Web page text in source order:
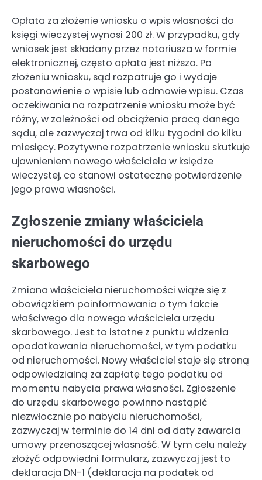
Opłata za złożenie wniosku o wpis własności do
księgi wieczystej wynosi 200 zł. W przypadku, gdy
wniosek jest składany przez notariusza w formie
elektronicznej, często opłata jest niższa. Po
złożeniu wniosku, sąd rozpatruje go i wydaje
postanowienie o wpisie lub odmowie wpisu. Czas
oczekiwania na rozpatrzenie wniosku może być
różny, w zależności od obciążenia pracą danego
sądu, ale zazwyczaj trwa od kilku tygodni do kilku
miesięcy. Pozytywne rozpatrzenie wniosku skutkuje
ujawnieniem nowego właściciela w księdze
wieczystej, co stanowi ostateczne potwierdzenie
jego prawa własności.
Zgłoszenie zmiany właściciela
nieruchomości do urzędu
skarbowego
Zmiana właściciela nieruchomości wiąże się z
obowiązkiem poinformowania o tym fakcie
właściwego dla nowego właściciela urzędu
skarbowego. Jest to istotne z punktu widzenia
opodatkowania nieruchomości, w tym podatku
od nieruchomości. Nowy właściciel staje się stroną
odpowiedzialną za zapłatę tego podatku od
momentu nabycia prawa własności. Zgłoszenie
do urzędu skarbowego powinno nastąpić
niezwłocznie po nabyciu nieruchomości,
zazwyczaj w terminie do 14 dni od daty zawarcia
umowy przenoszącej własność. W tym celu należy
złożyć odpowiedni formularz, zazwyczaj jest to
deklaracja DN-1 (deklaracja na podatek od